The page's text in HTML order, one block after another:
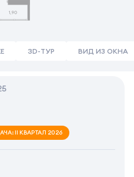
3D-ТУР ВИД ИЗ ОКНА
II КВАРТАЛ 2026